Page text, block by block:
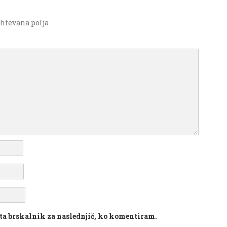
polja
brskalnik za naslednjič, ko komentiram.